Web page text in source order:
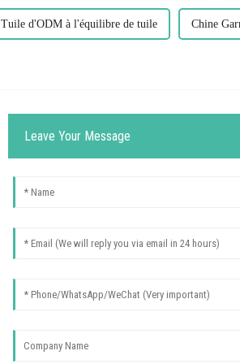
Tuile d'ODM à l'équilibre de tuile Chine
Leave Your Message